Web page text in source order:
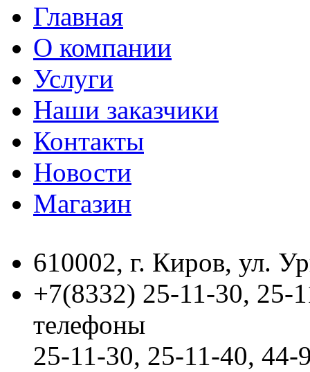
Главная
О компании
Услуги
Наши заказчики
Контакты
Новости
Магазин
610002, г. Киров, ул.
+7(8332) 25-11-30,
телефоны
25-11-30, 25-11-40,